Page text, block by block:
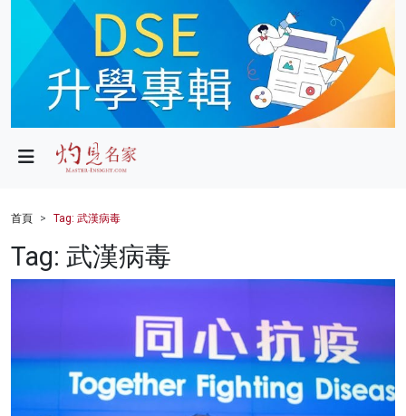
政局
財經
健康
科技
影片
首頁 Tag: 武漢病毒
Tag: 武漢病毒